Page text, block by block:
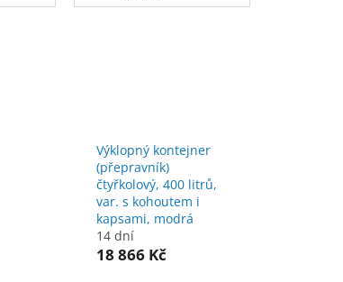
kohoutem i
Výklopný kontejner
(přepravník)
čtyřkolový, 400 litrů,
var. s kohoutem i
kapsami, modrá
14 dní
18 866 Kč